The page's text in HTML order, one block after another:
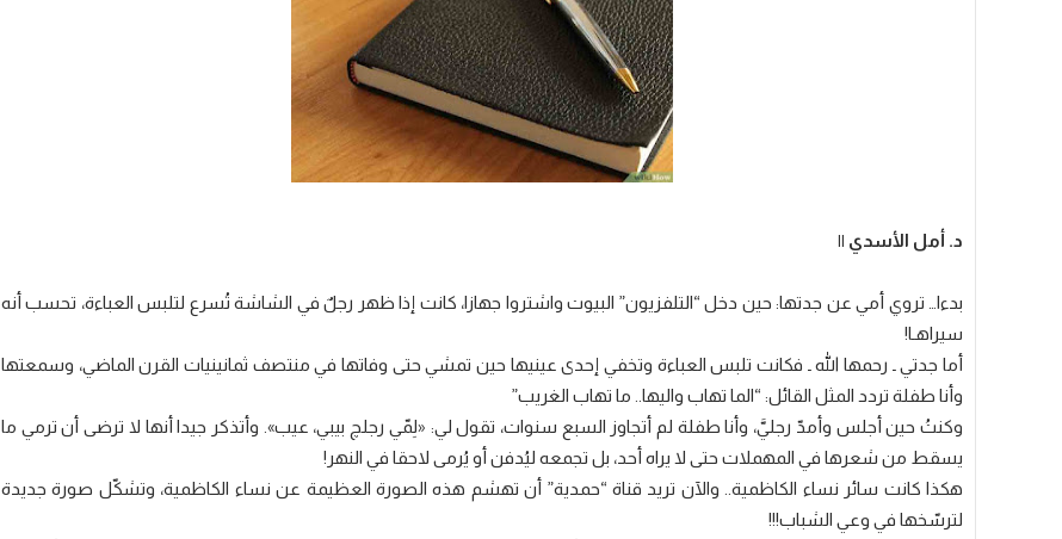
د. أمل الأسدي ||
بدءا… تروي أمي عن جدتها: حين دخل “التلفزيون” البيوت واشتروا جهازا، كانت إذا ظهر رجلٌ في الشاشة تُسرع لتلبس العباءة، تحسب أنه
سيراهـا!
أما جدتي ـ رحمها الله ـ فكانت تلبس العباءة وتخفي إحدى عينيها حين تمشي حتى وفاتها في منتصف ثمانينيات القرن الماضي، وسمعتها
وأنا طفلة تردد المثل القائل: “الما تهاب واليها.. ما تهاب الغريب”
وكنتُ حين أجلس وأمدّ رجليَّ، وأنا طفلة لم أتجاوز السبع سنوات، تقول لي: «لِمّي رجلچ بيبي، عيب». وأتذكر جيدا أنها لا ترضى أن ترمي ما
يسقط من شعرها في المهملات حتى لا يراه أحد، بل تجمعه ليُدفن أو يُرمى لاحقا في النهر!
هكذا كانت سائر نساء الكاظمية.. والآن تريد قناة “حمدية” أن تهشم هذه الصورة العظيمة عن نساء الكاظمية، وتشكّل صورة جديدة
لترسّخها في وعي الشباب!!!